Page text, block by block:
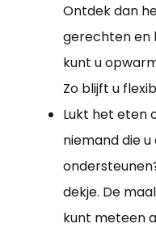
Ontdek dan
gerechten en
kunt u
Zo blijft u
Lukt het eten
niemand die
dekje. De
kunt meteen